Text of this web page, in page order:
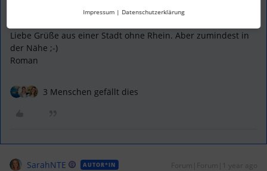
Liebe Grüße aus einer Stadt ohne Rhein. Aber zumindest in
der Nähe ;-)
Roman
3 Menschen gefällt dies
SarahNTE AUTOR*IN Forum|Forum|1 year ago
Impressum | Datenschutzerklärung